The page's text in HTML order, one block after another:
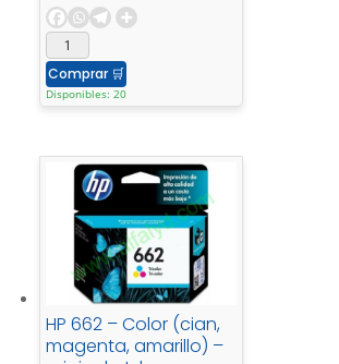
Comprar 🛒
Disponibles: 20
HP 662 – Color (cian,
magenta, amarillo) –